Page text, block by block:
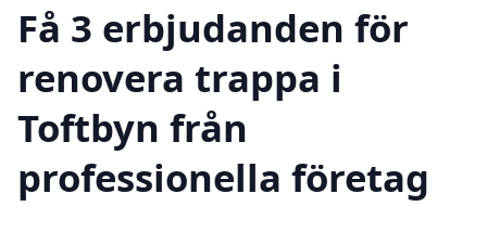
Få 3 erbjudanden för
renovera trappa i
Toftbyn från
professionella företag